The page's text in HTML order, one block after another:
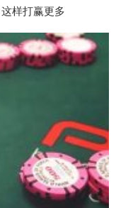
样打赢更多